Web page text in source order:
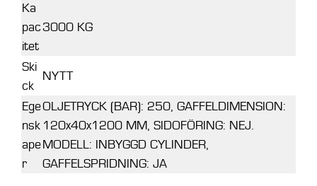
Ka
pac
itet
3000 KG
Ski
ck
NYTT
Ege
nsk
ape
r
OLJETRYCK (BAR): 250, GAFFELDIMENSION:
120x40x1200 MM, SIDOFÖRING: NEJ.
MODELL: INBYGGD CYLINDER,
GAFFELSPRIDNING: JA